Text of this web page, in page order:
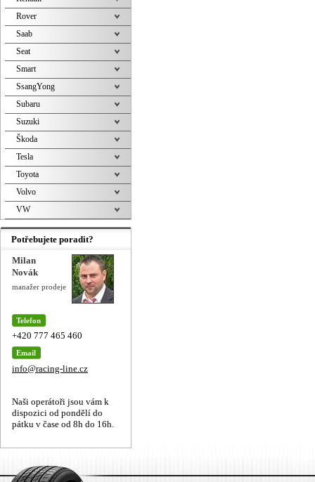
Rover
Saab
Seat
Smart
SsangYong
Subaru
Suzuki
Škoda
Tesla
Toyota
Volvo
VW
Potřebujete poradit?
Milan
Novák
manažer prodeje
Telefon
+420 777 465 460
Email
info@racing-line.cz
Naši operátoři jsou vám k
dispozici od pondělí do
pátku v čase od 8h do 16h.